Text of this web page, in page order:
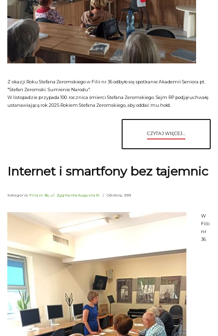
Z okazji Roku Stefana Żeromskiego w Filii nr 36 odbyło się spotkanie Akademii Seniora pt.
"Stefan Żeromski. Sumienie Narodu".
W listopadzie przypada 100. rocznica śmierci Stefana Żeromskiego. Sejm RP podjął uchwałę
ustanawiającą rok 2025 Rokiem Stefana Żeromskiego, aby oddać mu hołd.
CZYTAJ WIĘCEJ...
Internet i smartfony bez tajemnic
Kategoria: Filia nr 36, ul. Zygmunta Augusta 15 Odsłony: 399
W
Filii
nr
36